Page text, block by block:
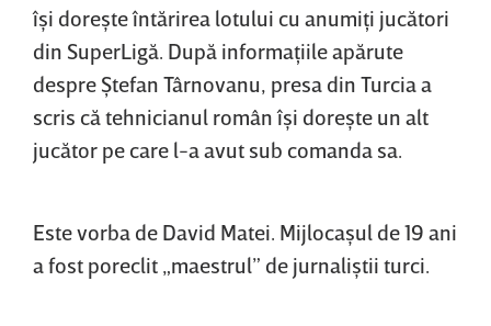
îşi doreşte întărirea lotului cu anumiţi jucători
din SuperLigă. După informaţiile apărute
despre Ştefan Târnovanu, presa din Turcia a
scris că tehnicianul român îşi doreşte un alt
jucător pe care l-a avut sub comanda sa.
Este vorba de David Matei. Mijlocaşul de 19 ani
a fost poreclit „maestrul” de jurnaliştii turci.